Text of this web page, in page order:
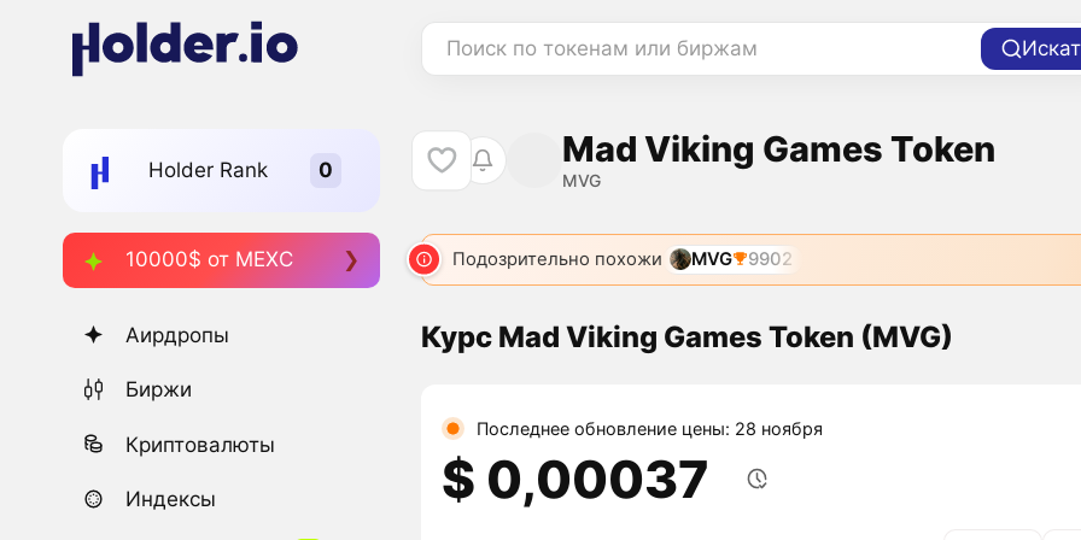
Поиск по токенам или биржам
Holder Rank
10000$ от MEXC
Аирдропы
Биржи
Криптовалюты
Индексы
Mad Viking Games Token
MVG
Подозрительно похожи MVG 9902
Курс Mad Viking Games Token (MVG)
Последнее обновление цены: 28 ноября
$ 0,00037